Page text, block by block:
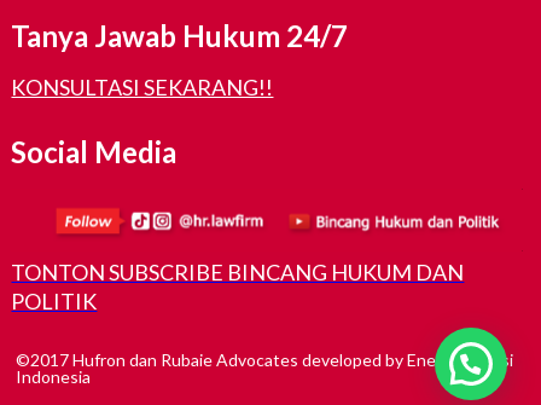
Tanya Jawab Hukum 24/7
KONSULTASI SEKARANG!!
Social Media
TONTON SUBSCRIBE BINCANG HUKUM DAN
POLITIK
©2017 Hufron dan Rubaie Advocates developed byEnerlife Solusi
Indonesia